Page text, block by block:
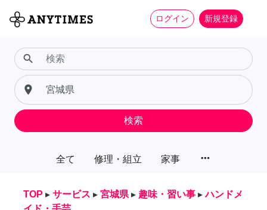
ログイン 新規登録
全て 修理・組立 家事 more_horiz
search
place
検索
TOP ▸ サービス ▸ 宮城県 ▸ 趣味・習い事 ▸ ハンドメ